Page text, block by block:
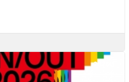
2026년